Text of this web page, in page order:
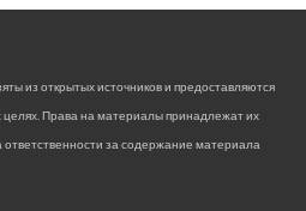
из открытых источников и предоставляются
Права на материалы принадлежат их
за содержание материала